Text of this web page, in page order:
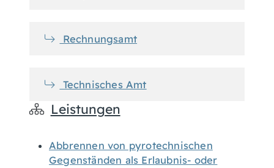
Rechnungsamt
Technisches Amt
Leistungen
Abbrennen von pyrotechnischen
Gegenständen als Erlaubnis- oder